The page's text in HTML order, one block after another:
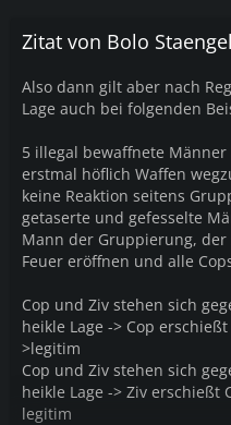
Zitat von Bolo
Also dann gilt aber nach
Lage auch bei folgenden
5 illegal bewaffnete
erstmal höflich Waffen
keine Reaktion seitens
getaserte und gefesselte
Mann der Gruppierung,
Feuer eröffnen und alle
Cop und Ziv stehen sich
heikle Lage -> Cop
>legitim
Cop und Ziv stehen sich
heikle Lage -> Ziv erschießt
legitim